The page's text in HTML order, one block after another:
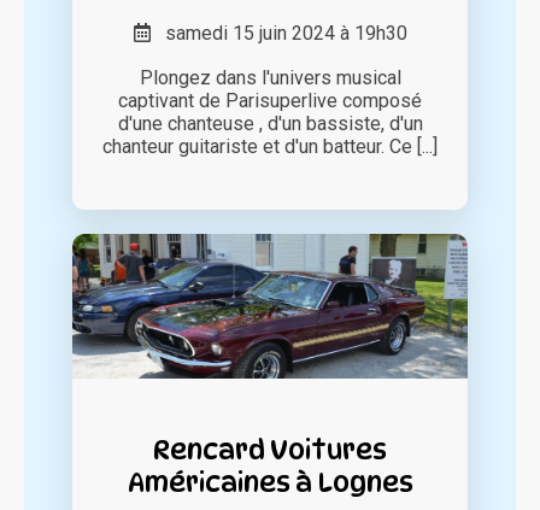
samedi 15 juin 2024 à 19h30
Plongez dans l'univers musical
captivant de Parisuperlive composé
d'une chanteuse , d'un bassiste, d'un
chanteur guitariste et d'un batteur. Ce [...]
Rencard Voitures
Américaines à Lognes